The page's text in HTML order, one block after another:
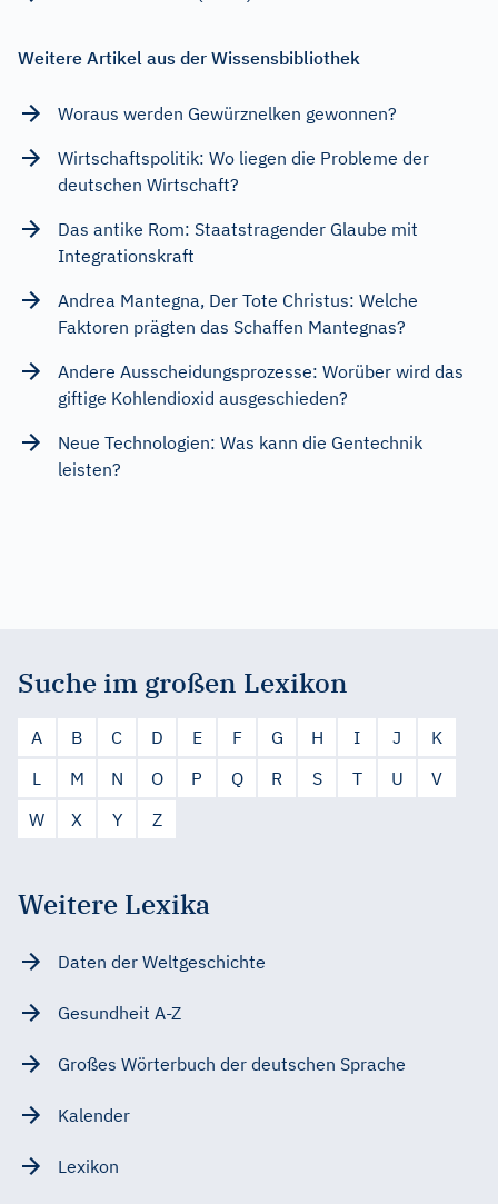
Weitere Artikel aus der Wissensbibliothek
Woraus werden Gewürznelken gewonnen?
Wirtschaftspolitik: Wo liegen die Probleme der
deutschen Wirtschaft?
Das antike Rom: Staatstragender Glaube mit
Integrationskraft
Andrea Mantegna, Der Tote Christus: Welche
Faktoren prägten das Schaffen Mantegnas?
Andere Ausscheidungsprozesse: Worüber wird das
giftige Kohlendioxid ausgeschieden?
Neue Technologien: Was kann die Gentechnik
leisten?
Suche im großen Lexikon
A B C D E F G H I J
K
L
M N O P Q R S T U
V
W
X Y Z
Weitere Lexika
Daten der Weltgeschichte
Gesundheit A-Z
Großes Wörterbuch der deutschen Sprache
Kalender
Lexikon